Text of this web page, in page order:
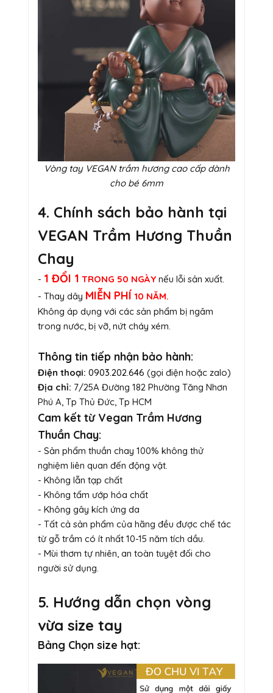
Vòng tay VEGAN trầm hương cao cấp dành
cho bé 6mm
4. Chính sách bảo hành tại
VEGAN Trầm Hương Thuần
Chay
- 1 ĐỔI 1 TRONG 50 NGÀY nếu lỗi sản xuất.
- Thay dây MIỄN PHÍ 10 NĂM.
Không áp dụng với các sản phẩm bị ngâm
trong nước, bị vỡ, nứt cháy xém.
Thông tin tiếp nhận bảo hành:
Điện thoại: 0903.202.646 (gọi điện hoặc zalo)
Địa chỉ: 7/25A Đường 182 Phường Tăng Nhơn
Phú A, Tp Thủ Đức, Tp HCM
Cam kết từ Vegan Trầm Hương
Thuần Chay:
- Sản phẩm thuần chay 100% không thử
nghiệm liên quan đến động vật.
- Không lẫn tạp chất
- Không tẩm ướp hóa chất
- Không gây kích ứng da
- Tất cả sản phẩm của hãng đều được chế tác
từ gỗ trầm có ít nhất 10-15 năm tích dầu.
- Mùi thơm tự nhiên, an toàn tuyệt đối cho
người sử dụng.
5. Hướng dẫn chọn vòng
vừa size tay
Bảng Chọn size hạt: